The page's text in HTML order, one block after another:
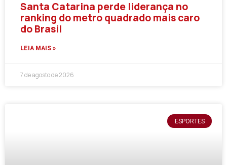
Santa Catarina perde liderança no
ranking do metro quadrado mais caro
do Brasil
LEIA MAIS »
7 de agosto de 2026
ESPORTES